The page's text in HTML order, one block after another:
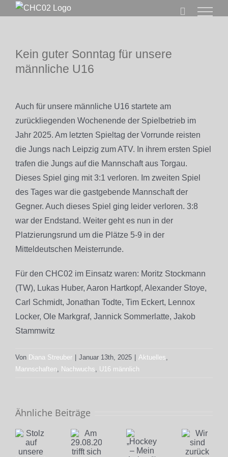
Kein guter Sonntag für unsere
männliche U16
grösseres
Bild
Auch für unsere männliche U16 startete am
zurückliegenden Wochenende der Spielbetrieb im
Jahr 2025. Am letzten Spieltag der Vorrunde reisten
die Jungs nach Leipzig zum ATV. In ihrem ersten Spiel
trafen die Jungs auf die Mannschaft aus Torgau.
Dieses Spiel ging mit 3:1 verloren. Im zweiten Spiel
des Tages war die gastgebende Mannschaft der
Gegner. Auch dieses Spiel ging leider verloren. 3:8
war der Endstand. Weiter geht es nun in der
Platzierungsrund um die Plätze 5-9 in der
Mitteldeutschen Meisterrunde.
Für den CHC02 im Einsatz waren: Moritz Stockmann
(TW), Lukas Huber, Aaron Hartkopf, Alexander Stoye,
Carl Schmidt, Jonathan Todte, Tim Eckert, Lennox
Locker, Ole Markgraf, Jannick Sommerlatte, Jakob
Stammwitz
Von Diana Streuber Januar 13th, 2025 Aktuelles,
Mannschaften, Nachwuchs, U16 männlich
Ähnliche Beiträge